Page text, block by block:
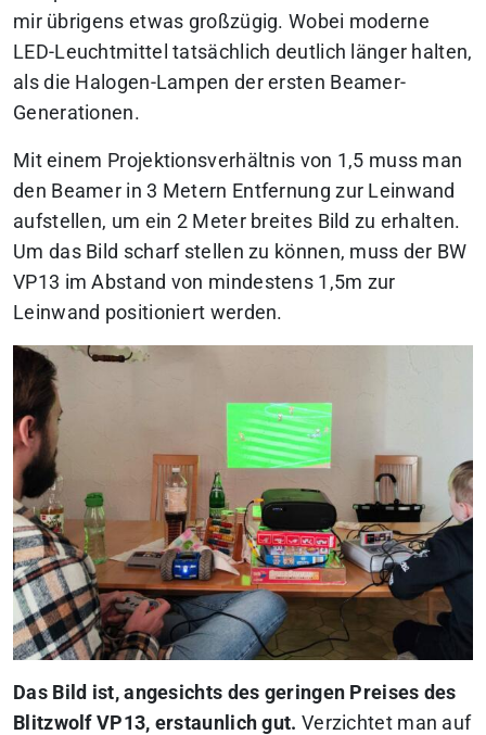
mir übrigens etwas großzügig. Wobei moderne
LED-Leuchtmittel tatsächlich deutlich länger halten,
als die Halogen-Lampen der ersten Beamer-
Generationen.
Mit einem Projektionsverhältnis von 1,5 muss man
den Beamer in 3 Metern Entfernung zur Leinwand
aufstellen, um ein 2 Meter breites Bild zu erhalten.
Um das Bild scharf stellen zu können, muss der BW
VP13 im Abstand von mindestens 1,5m zur
Leinwand positioniert werden.
Das Bild ist, angesichts des geringen Preises des
Blitzwolf VP13, erstaunlich gut. Verzichtet man auf